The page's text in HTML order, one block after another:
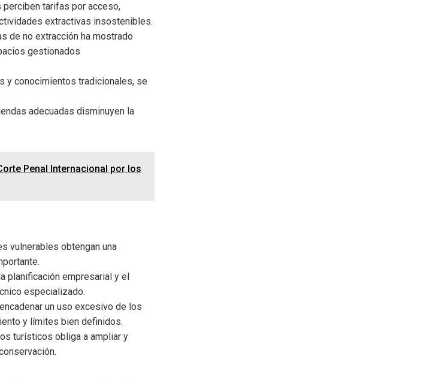
tarifas por acceso,
extractivas insostenibles.
de no extracción ha mostrado
gestionados
y conocimientos tradicionales, se
adecuadas disminuyen la
Penal Internacional por los
vulnerables obtengan una
planificación empresarial y el
especializado.
un uso excesivo de los
y límites bien definidos.
turísticos obliga a ampliar y